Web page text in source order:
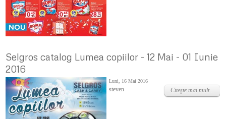
Selgros catalog Lumea copiilor - 12 Mai - 01 Iunie
2016
Luni, 16 Mai 2016
steven Citeşte mai mult...